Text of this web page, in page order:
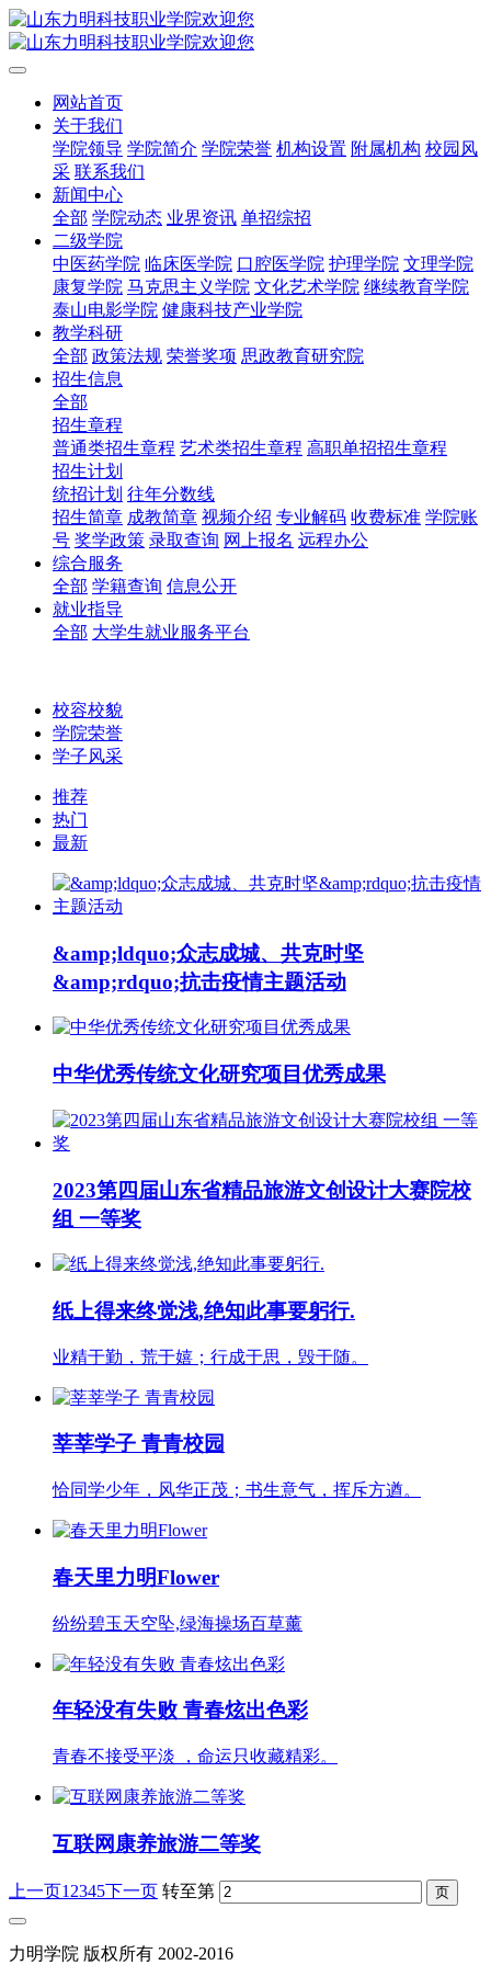
网站首页
关于我们
学院领导 学院简介 学院荣誉 机构设置 附属机构 校园风
采 联系我们
新闻中心
全部 学院动态 业界资讯 单招综招
二级学院
中医药学院 临床医学院 口腔医学院 护理学院 文理学院
康复学院 马克思主义学院 文化艺术学院 继续教育学院
泰山电影学院 健康科技产业学院
教学科研
全部 政策法规 荣誉奖项 思政教育研究院
招生信息
全部
招生章程
普通类招生章程 艺术类招生章程 高职单招招生章程
招生计划
统招计划 往年分数线
招生简章 成教简章 视频介绍 专业解码 收费标准 学院账
号 奖学政策 录取查询 网上报名 远程办公
综合服务
全部 学籍查询 信息公开
就业指导
全部 大学生就业服务平台
校容校貌
学院荣誉
学子风采
推荐
热门
最新
&amp;ldquo;众志成城、共克时坚
&amp;rdquo;抗击疫情主题活动
中华优秀传统文化研究项目优秀成果
2023第四届山东省精品旅游文创设计大赛院校
组 一等奖
纸上得来终觉浅,绝知此事要躬行.
业精于勤，荒于嬉；行成于思，毁于随。
莘莘学子 青青校园
恰同学少年，风华正茂；书生意气，挥斥方遒。
春天里力明Flower
纷纷碧玉天空坠,绿海操场百草薰
年轻没有失败 青春炫出色彩
青春不接受平淡 ，命运只收藏精彩。
互联网康养旅游二等奖
上一页1 2345下一页 转至第
力明学院 版权所有 2002-2016